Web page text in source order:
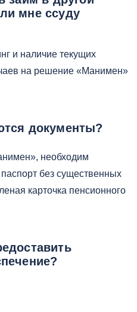
мне ссуду
и наличие текущих
на решение «Манимен»
документы?
необходим
без существенных
карточка пенсионного